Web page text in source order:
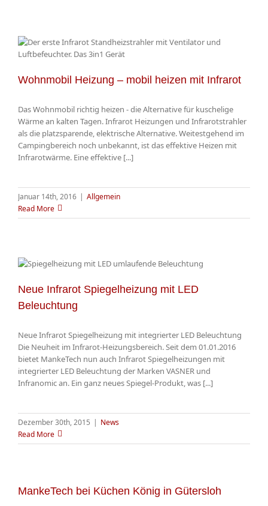
Wohnmobil Heizung – mobil heizen mit Infrarot
Das Wohnmobil richtig heizen - die Alternative für kuschelige
Wärme an kalten Tagen. Infrarot Heizungen und Infrarotstrahler
als die platzsparende, elektrische Alternative. Weitestgehend im
Campingbereich noch unbekannt, ist das effektive Heizen mit
Infrarotwärme. Eine effektive [...]
Januar 14th, 2016 | Allgemein
Read More
Neue Infrarot Spiegelheizung mit LED
Beleuchtung
Neue Infrarot Spiegelheizung mit integrierter LED Beleuchtung
Die Neuheit im Infrarot-Heizungsbereich. Seit dem 01.01.2016
bietet MankeTech nun auch Infrarot Spiegelheizungen mit
integrierter LED Beleuchtung der Marken VASNER und
Infranomic an. Ein ganz neues Spiegel-Produkt, was [...]
Dezember 30th, 2015 | News
Read More
MankeTech bei Küchen König in Gütersloh